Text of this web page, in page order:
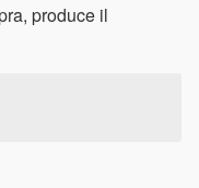
produce il